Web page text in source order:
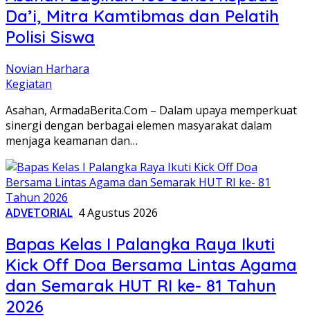
Da’i, Mitra Kamtibmas dan Pelatih
Polisi Siswa
Novian Harhara
Kegiatan
Asahan, ArmadaBerita.Com – Dalam upaya memperkuat
sinergi dengan berbagai elemen masyarakat dalam
menjaga keamanan dan…
ADVETORIAL 4 Agustus 2026
Bapas Kelas I Palangka Raya Ikuti
Kick Off Doa Bersama Lintas Agama
dan Semarak HUT RI ke- 81 Tahun
2026